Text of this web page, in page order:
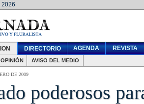
2026
DIRECTORIO AGENDA REVISTA
AVISO DEL MEDIO
DE 2009
poderosos